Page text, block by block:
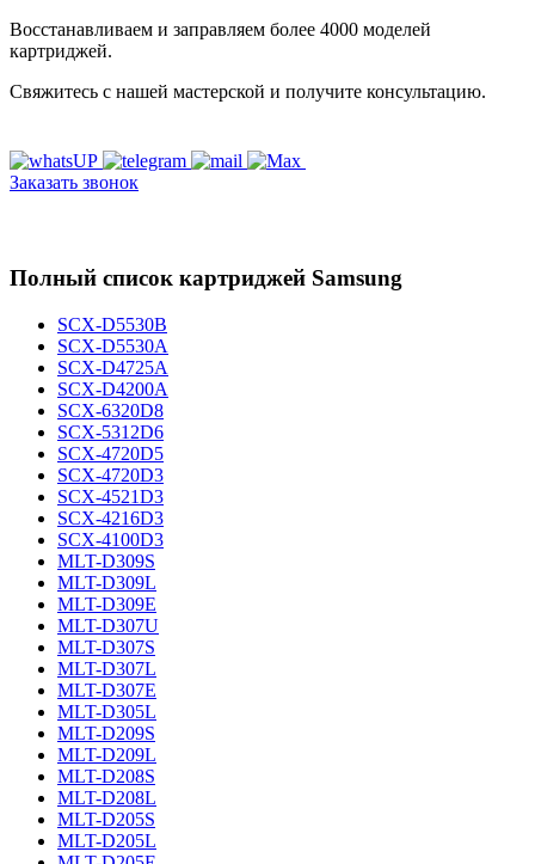
Восстанавливаем и заправляем более 4000 моделей
картриджей.
Свяжитесь с нашей мастерской и получите консультацию.
Заказать звонок
Полный список картриджей Samsung
SCX-D5530B
SCX-D5530A
SCX-D4725A
SCX-D4200A
SCX-6320D8
SCX-5312D6
SCX-4720D5
SCX-4720D3
SCX-4521D3
SCX-4216D3
SCX-4100D3
MLT-D309S
MLT-D309L
MLT-D309E
MLT-D307U
MLT-D307S
MLT-D307L
MLT-D307E
MLT-D305L
MLT-D209S
MLT-D209L
MLT-D208S
MLT-D208L
MLT-D205S
MLT-D205L